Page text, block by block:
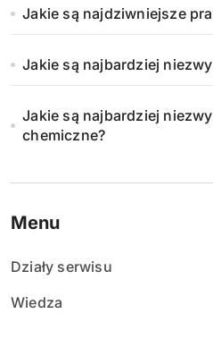
Jakie są najdziwniejsze
Jakie są najbardziej
Jakie są najbardziej
chemiczne?
Menu
Działy serwisu
Wiedza